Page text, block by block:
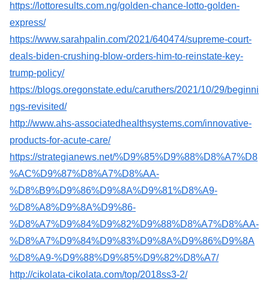
https://lottoresults.com.ng/golden-chance-lotto-golden-
express/
https://www.sarahpalin.com/2021/640474/supreme-court-
deals-biden-crushing-blow-orders-him-to-reinstate-key-
trump-policy/
https://blogs.oregonstate.edu/caruthers/2021/10/29/beginni
ngs-revisited/
http://www.ahs-associatedhealthsystems.com/innovative-
products-for-acute-care/
https://strategianews.net/%D9%85%D9%88%D8%A7%D8
%AC%D9%87%D8%A7%D8%AA-
%D8%B9%D9%86%D9%8A%D9%81%D8%A9-
%D8%A8%D9%8A%D9%86-
%D8%A7%D9%84%D9%82%D9%88%D8%A7%D8%AA-
%D8%A7%D9%84%D9%83%D9%8A%D9%86%D9%8A
%D8%A9-%D9%88%D9%85%D9%82%D8%A7/
http://cikolata-cikolata.com/top/2018ss3-2/